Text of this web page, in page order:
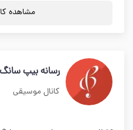
مشاهده
رسانه بیپ سانگ
کانال موسیقی